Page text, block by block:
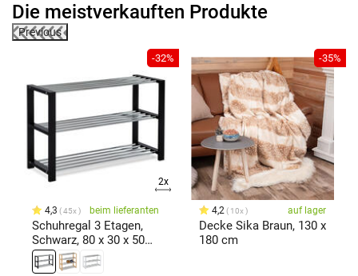
Die meistverkauften Produkte
Previous
-32%
2x
4,3 45x beim lieferanten
Schuhregal 3 Etagen,
Schwarz, 80 x 30 x 50
cm
-35%
4,2 10x auf lager
Decke Sika Braun, 130 x
180 cm